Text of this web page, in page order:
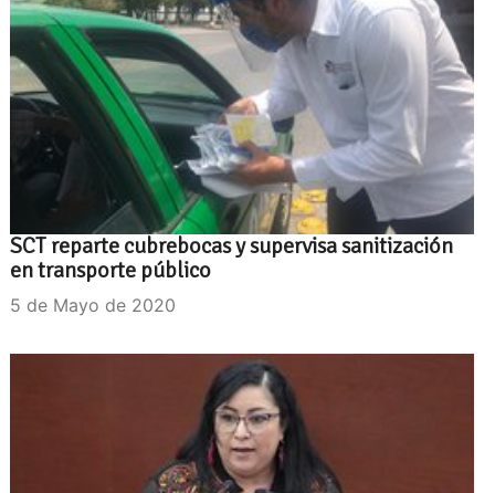
SCT reparte cubrebocas y supervisa sanitización
en transporte público
5 de Mayo de 2020